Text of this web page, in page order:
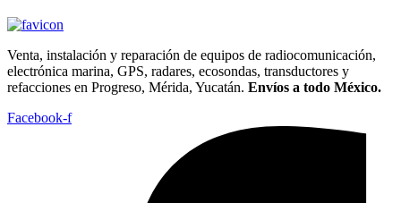
Venta, instalación y reparación de equipos de radiocomunicación,
electrónica marina, GPS, radares, ecosondas, transductores y
refacciones en Progreso, Mérida, Yucatán. Envíos a todo México.
Facebook-f